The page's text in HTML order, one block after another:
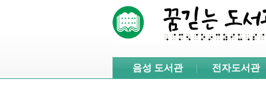
음성 도서관 전자도서관